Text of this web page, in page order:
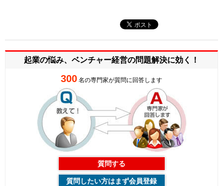
起業の悩み、ベンチャー経営の問題解決に効く！
300 名の専門家が質問に回答します
質問する
質問したい方はまず会員登録